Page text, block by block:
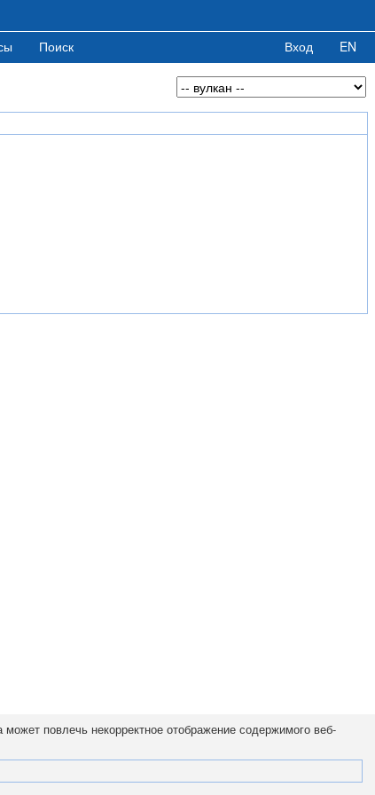
Поиск Вход EN
может повлечь некорректное отображение содержимого веб-